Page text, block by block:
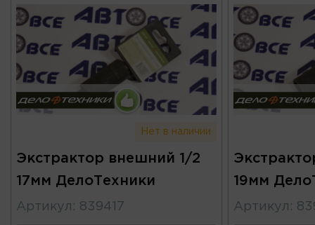
Нет в наличии
Экстрактор внешний 1/2
17мм ДелоТехники
Артикул : 839417
19мм
Артикул :